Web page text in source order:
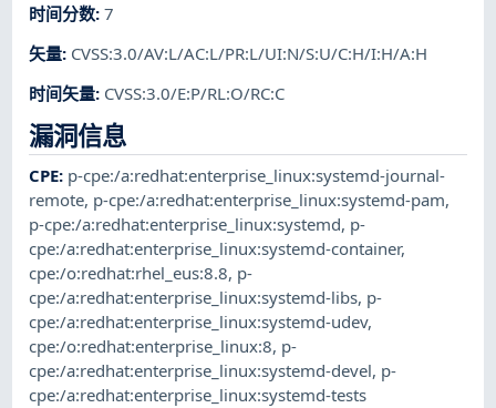
时间分数:7
矢量: CVSS:3.0/AV:L/AC:L/PR:L/UI:N/S:U/C:H/I:H/A:H
时间矢量: CVSS:3.0/E:P/RL:O/RC:C
漏洞信息
CPE: p-cpe:/a:redhat:enterprise_linux:systemd-journal-
remote, p-cpe:/a:redhat:enterprise_linux:systemd-pam,
p-cpe:/a:redhat:enterprise_linux:systemd, p-
cpe:/a:redhat:enterprise_linux:systemd-container,
cpe:/o:redhat:rhel_eus:8.8, p-
cpe:/a:redhat:enterprise_linux:systemd-libs, p-
cpe:/a:redhat:enterprise_linux:systemd-udev,
cpe:/o:redhat:enterprise_linux:8, p-
cpe:/a:redhat:enterprise_linux:systemd-devel, p-
cpe:/a:redhat:enterprise_linux:systemd-tests